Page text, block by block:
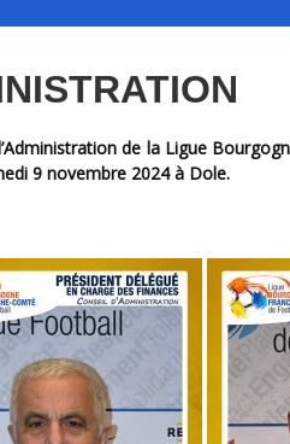
9 novembre 2024 à Dole.